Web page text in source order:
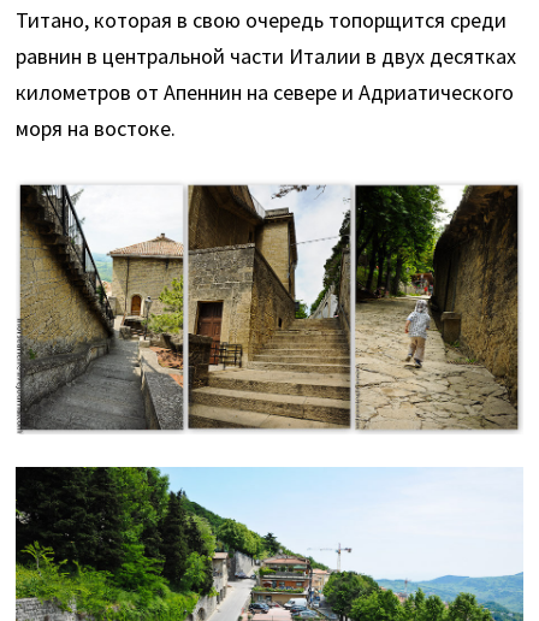
Титано, которая в свою очередь топорщится среди
равнин в центральной части Италии в двух десятках
километров от Апеннин на севере и Адриатического
моря на востоке.